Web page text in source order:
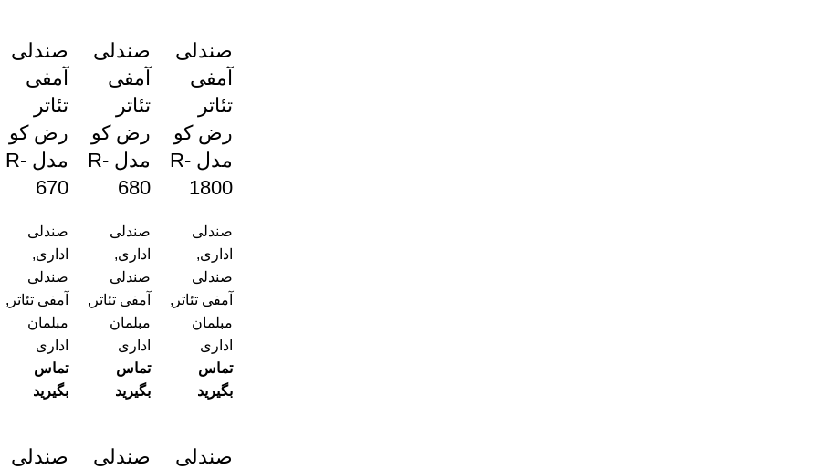
صندلی
آمفی
تئاتر
رض کو
مدل R-
1800
صندلی
اداری,
صندلی
آمفی تئاتر ,
مبلمان
اداری
تماس
بگیرید
صندلی
آمفی
تئاتر
رض کو
مدل R-
680
صندلی
اداری,
صندلی
آمفی تئاتر ,
مبلمان
اداری
تماس
بگیرید
صندلی
آمفی
تئاتر
رض کو
مدل R-
670
صندلی
اداری,
صندلی
آمفی تئاتر ,
مبلمان
اداری
تماس
بگیرید
صندلی
صندلی
صندلی